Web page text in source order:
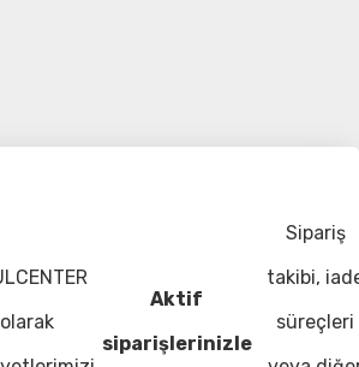
olarak
Aktif
siparişlerinizle
Sipariş
takibi,
süreçleri